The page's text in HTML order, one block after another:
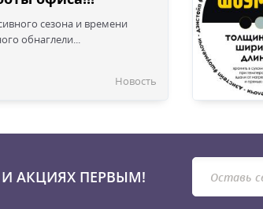
сезона и времени
обнаглели...
Новость
АКЦИЯХ ПЕРВЫМ!